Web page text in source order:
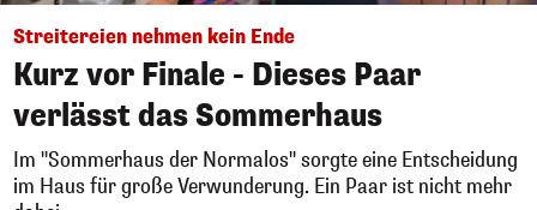
Streitereien nehmen kein Ende
Kurz vor Finale - Dieses Paar
verlässt das Sommerhaus
Im "Sommerhaus der Normalos" sorgte eine Entscheidung
im Haus für große Verwunderung. Ein Paar ist nicht mehr